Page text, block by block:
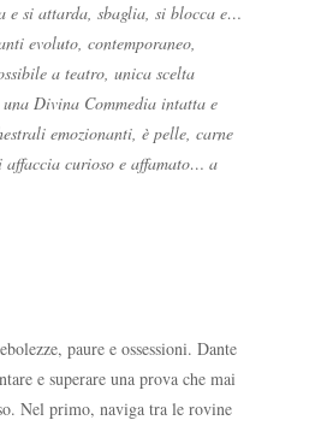
e si attarda, sbaglia, si blocca e…
evoluto, contemporaneo,
a teatro, unica scelta
Divina Commedia intatta e
emozionanti, è pelle, carne
affaccia curioso e affamato… a
paure e ossessioni. Dante
e superare una prova che mai
Nel primo, naviga tra le rovine